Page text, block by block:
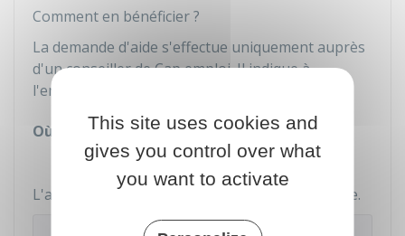
Comment en bénéficier ?
La demande d'aide s'effectue uniquement auprès
d'un conseiller de Cap emploi. Il indique à
l'entrepreneur la démarche à suivre.
Où s'adresser ?
Cap Emploi
L'aide est cumulable. Elle n'est pas renouvelable.
This site uses cookies and
gives you control over what
you want to activate